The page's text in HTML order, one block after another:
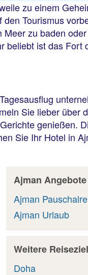
zu einem
Tourismus
zu baden
beliebt ist das Fort
Sie lieber über
genießen.
Sie Ihr Hotel in
Ajman Angebote
Ajman
Ajman Urlaub
Weitere
Doha